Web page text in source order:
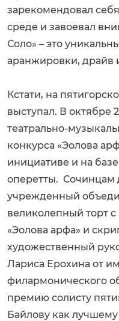
зарекомендовал
среде и завоевал
Соло» – это
аранжировки, драйв
Кстати, на
выступал. В октябре
театрально-
конкурса «Эолова
инициативе и на базе
оперетты. Сочинцам
учрежденный
великолепный торт
«Эолова арфа» и
художественный
Лариса Ерохина от
филармонического
премию солисту
Байлову как